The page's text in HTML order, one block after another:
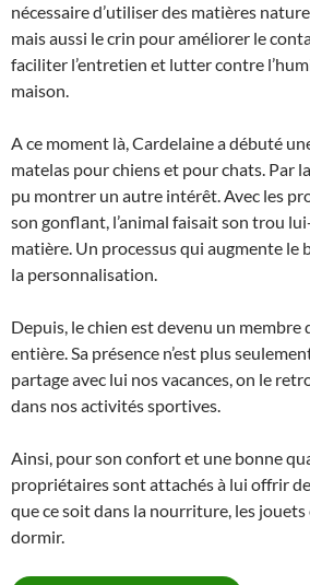
nécessaire d’utiliser des matières
mais aussi le crin pour améliorer le
faciliter l’entretien et lutter contre
maison.
A ce moment là, Cardelaine a débuté
matelas pour chiens et pour chats. Par
pu montrer un autre intérêt. Avec les
son gonflant, l’animal faisait son trou
matière. Un processus qui augmente le
la personnalisation.
Depuis, le chien est devenu un membre
entière. Sa présence n’est plus
partage avec lui nos vacances, on le
dans nos activités sportives.
Ainsi, pour son confort et une bonne
propriétaires sont attachés à lui offrir
que ce soit dans la nourriture, les
dormir.